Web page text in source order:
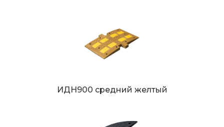
ИДН900 средний желтый